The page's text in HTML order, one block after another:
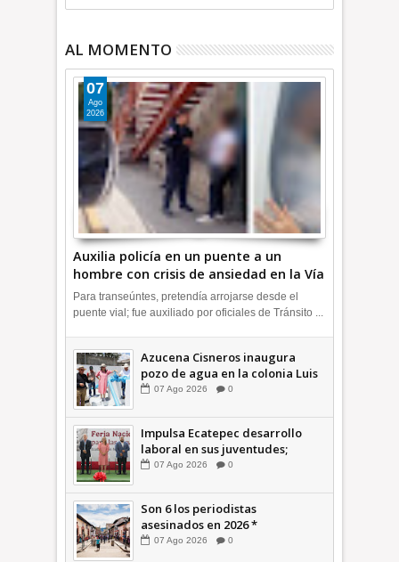
AL MOMENTO
Auxilia policía en un puente a un
hombre con crisis de ansiedad en la Vía
Morelos | INFORMATIVA
07
Ago
2026
Para transeúntes, pretendía arrojarse desde el
puente vial; fue auxiliado por oficiales de Tránsito ...
Azucena Cisneros inaugura
pozo de agua en la colonia Luis
Donaldo Colosio +Video |
07 Ago 2026 0
Impulsa Ecatepec desarrollo
laboral en sus juventudes;
inauguran Feria de Empleo y
INFORMATIVA
07 Ago 2026 0
Son 6 los periodistas
asesinados en 2026 *
COMENTARIO A TIEMPO
07 Ago 2026 0